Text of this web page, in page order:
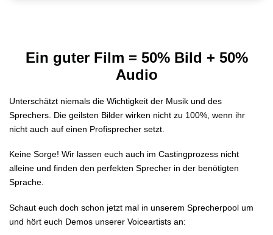
Ein guter Film = 50% Bild + 50%
Audio
Unterschätzt niemals die Wichtigkeit der Musik und des
Sprechers. Die geilsten Bilder wirken nicht zu 100%, wenn ihr
nicht auch auf einen Profisprecher setzt.
Keine Sorge! Wir lassen euch auch im Castingprozess nicht
alleine und finden den perfekten Sprecher in der benötigten
Sprache.
Schaut euch doch schon jetzt mal in unserem Sprecherpool um
und hört euch Demos unserer Voiceartists an: